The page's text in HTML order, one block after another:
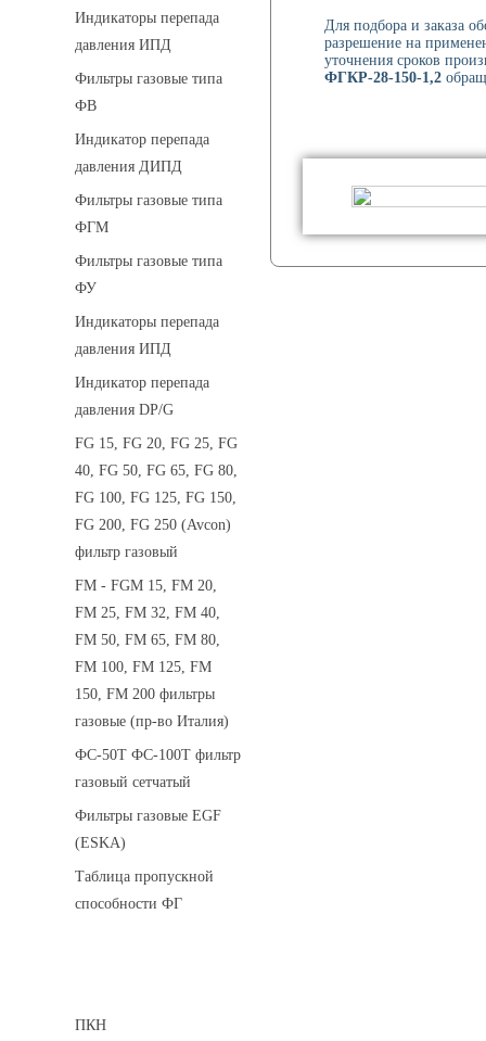
Индикаторы перепада
давления ИПД
Фильтры газовые типа
ФВ
Индикатор перепада
давления ДИПД
Фильтры газовые типа
ФГМ
Фильтры газовые типа
ФУ
Индикаторы перепада
давления ИПД
Индикатор перепада
давления DP/G
FG 15, FG 20, FG 25, FG
40, FG 50, FG 65, FG 80,
FG 100, FG 125, FG 150,
FG 200, FG 250 (Avcon)
фильтр газовый
FM - FGM 15, FM 20,
FM 25, FM 32, FM 40,
FM 50, FM 65, FM 80,
FM 100, FM 125, FM
150, FM 200 фильтры
газовые (пр-во Италия)
ФС-50Т ФС-100Т фильтр
газовый сетчатый
Фильтры газовые EGF
(ESKA)
Таблица пропускной
способности ФГ
ПКН
Для подбора и заказа
разрешение на
уточнения сроков
ФГКР-28-150-1,2